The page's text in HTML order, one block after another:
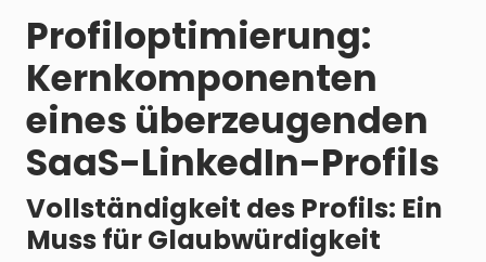
Profiloptimierung:
Kernkomponenten
eines überzeugenden
SaaS-LinkedIn-Profils
Vollständigkeit des Profils: Ein
Muss für Glaubwürdigkeit